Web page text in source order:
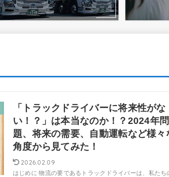
「トラックドライバーに将来性がな
い！？」は本当なのか！？2024年問
題、将来の需要、自動運転など様々
角度から見てみた！
2026.02.09
はじめに 物流の要であるトラックドライバーは、私たち